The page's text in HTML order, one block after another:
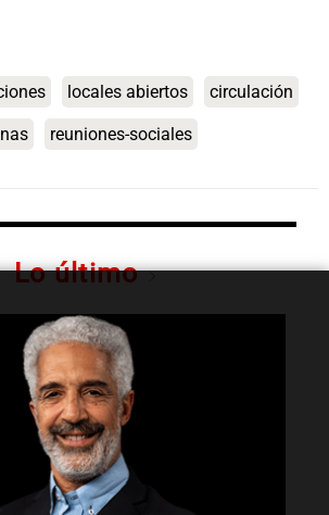
locales abiertos circulación
reuniones-sociales
Lo último
3 Rosario
la recuperación del centro
gastronomía es fundamental"
de Santa Fe informó que casi el
asistió a las aulas